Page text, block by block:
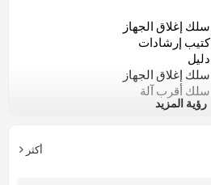
سلك إغلاق الجهاز
كتيب إرشادات
دليل
سلك إغلاق الجهاز
سلك أقرب آلة
آلة تجليد أسلاك مزدوجة
رؤية المزيد
أكثر